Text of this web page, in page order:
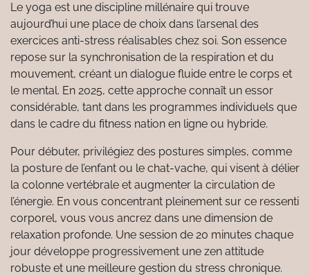
Le yoga est une discipline millénaire qui trouve
aujourd’hui une place de choix dans l’arsenal des
exercices anti-stress réalisables chez soi. Son essence
repose sur la synchronisation de la respiration et du
mouvement, créant un dialogue fluide entre le corps et
le mental. En 2025, cette approche connaît un essor
considérable, tant dans les programmes individuels que
dans le cadre du fitness nation en ligne ou hybride.
Pour débuter, privilégiez des postures simples, comme
la posture de l’enfant ou le chat-vache, qui visent à délier
la colonne vertébrale et augmenter la circulation de
l’énergie. En vous concentrant pleinement sur ce ressenti
corporel, vous vous ancrez dans une dimension de
relaxation profonde. Une session de 20 minutes chaque
jour développe progressivement une zen attitude
robuste et une meilleure gestion du stress chronique.